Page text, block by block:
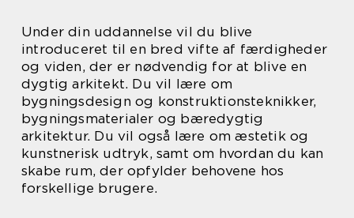
Under din uddannelse vil du blive
introduceret til en bred vifte af færdigheder
og viden, der er nødvendig for at blive en
dygtig arkitekt. Du vil lære om
bygningsdesign og konstruktionsteknikker,
bygningsmaterialer og bæredygtig
arkitektur. Du vil også lære om æstetik og
kunstnerisk udtryk, samt om hvordan du kan
skabe rum, der opfylder behovene hos
forskellige brugere.